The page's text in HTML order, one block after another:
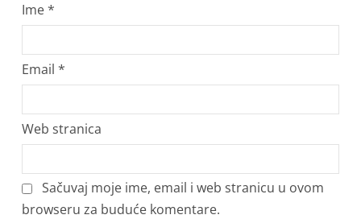
Ime*
Email *
Web stranica
Sačuvaj moje ime, email i web stranicu u ovom
browseru za buduće komentare.